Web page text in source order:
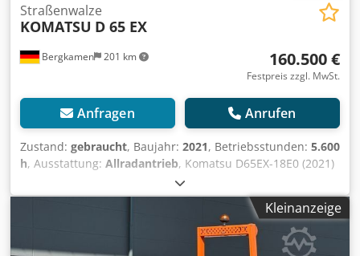
Bergkamen 201 km
Straßenwalze
KOMATSU D 65 EX
160.500 €
Festpreis zzgl. MwSt.
Anfragen Anrufen
Zustand: gebraucht, Baujahr: 2021, Betriebsstunden: 5.600
h, Ausstattung: Allradantrieb, Komatsu D65EX-18E0 (2021)
* Motorleistung: 164 kW * Betriebsgewicht: 20.190 kg *
Antrieb: Hydrodynamisch (Torque-Converter) * Fahrwerk:
EX-Version * mit Ripper Cedoy Uqu Uspfx Amgoha die
Maschine hat erst 5600 Betriebsstunden und ist in
neuwertigen Zustand
Kleinanzeige